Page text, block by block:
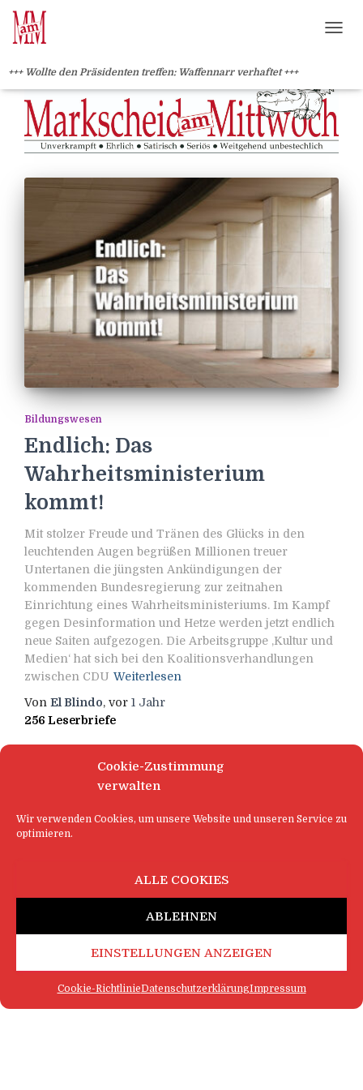
Cookie-Zustimmung
verwalten
Wir verwenden Cookies, um unsere Website und unseren Service zu
optimieren.
ALLE COOKIES
ABLEHNEN
EINSTELLUNGEN ANZEIGEN
Cookie-RichtlinieDatenschutzerklärungImpressum
+++ Wollte den Präsidenten treffen: Waffennarr verhaftet +++
Bildungswesen
Endlich: Das
Wahrheitsministerium
kommt!
Mit stolzer Freude und Tränen des Glücks in den
leuchtenden Augen begrüßen Millionen treuer
Untertanen die jüngsten Ankündigungen der
kommenden Bundesregierung zur zeitnahen
Einrichtung eines Wahrheitsministeriums. Im Kampf
gegen Desinformation und Hetze werden jetzt endlich
neue Saiten aufgezogen. Die Arbeitsgruppe ‚Kultur und
Medien‘ hat sich bei den Koalitionsverhandlungen
zwischen CDU Weiterlesen
Von El Blindo, vor 1 Jahr
256 Leserbriefe